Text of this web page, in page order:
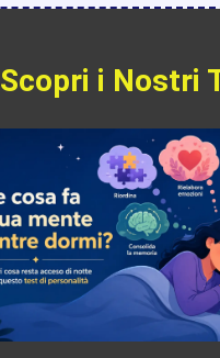
Scopri i Nostri